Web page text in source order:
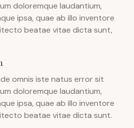
doloremque laudantium,
ipsa, quae ab illo inventore
beatae vitae dicta sunt,
omnis iste natus error sit
doloremque laudantium,
ipsa, quae ab illo inventore
beatae vitae dicta sunt.